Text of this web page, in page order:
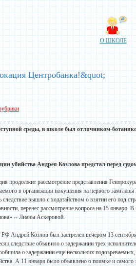
О ШКОЛЕ
Центробанка!&quot;
среды, вшколебыл отличником-
убийства Андрея Козлова предстал перед
продолжит рассмотрение представления
в организации покушения на первого
вышло с ходатайством о взятии его под
перенес рассмотрение вопроса на 15
-- Лианы Аскеровой.
Андрей Козлов был застрелен вечером 13
следствие объявило о задержании трех
о задержании еще нескольких
А 11 января было объявлено о поимке и самого